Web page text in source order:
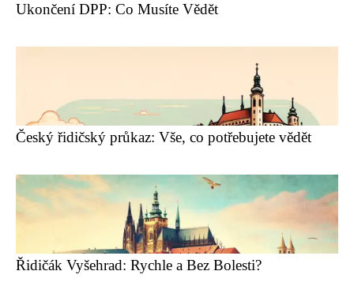
Ukončení DPP: Co Musíte Vědět
Český řidičský průkaz: Vše, co potřebujete vědět
Řidičák Vyšehrad: Rychle a Bez Bolesti?